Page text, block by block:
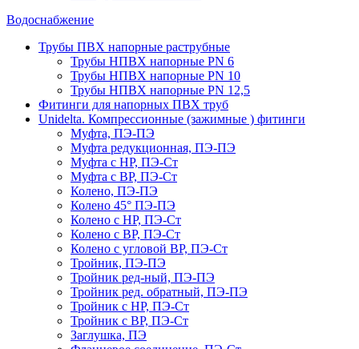
Водоснабжение
Трубы ПВХ напорные раструбные
Трубы НПВХ напорные PN 6
Трубы НПВХ напорные PN 10
Трубы НПВХ напорные PN 12,5
Фитинги для напорных ПВХ труб
Unidelta. Компрессионные (зажимные ) фитинги
Муфта, ПЭ-ПЭ
Муфта редукционная, ПЭ-ПЭ
Муфта с НР, ПЭ-Ст
Муфта с ВР, ПЭ-Ст
Колено, ПЭ-ПЭ
Колено 45° ПЭ-ПЭ
Колено с НР, ПЭ-Ст
Колено с ВР, ПЭ-Ст
Колено с угловой ВР, ПЭ-Ст
Тройник, ПЭ-ПЭ
Тройник ред-ный, ПЭ-ПЭ
Тройник ред. обратный, ПЭ-ПЭ
Тройник с НР, ПЭ-Ст
Тройник с ВР, ПЭ-Ст
Заглушка, ПЭ